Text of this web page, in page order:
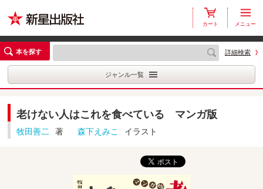
カート メニュー
本を探す 詳細検索
ジャンル一覧
老けない人はこれを食べている マンガ版
牧田善二 著 森下えみこ イラスト